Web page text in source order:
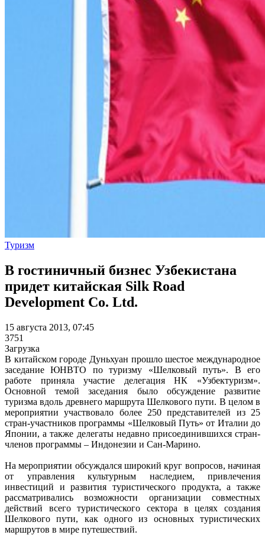
Туризм
В гостиничный бизнес Узбекистана
придет китайская Silk Road
Development Co. Ltd.
15 августа 2013, 07:45
3751
Загрузка
В китайском городе Дуньхуан прошло шестое международное
заседание ЮНВТО по туризму «Шелковый путь». В его
работе приняла участие делегация НК «Узбектуризм».
Основной темой заседания было обсуждение развитие
туризма вдоль древнего маршрута Шелкового пути. В целом в
мероприятии участвовало более 250 представителей из 25
стран-участников программы «Шелковый Путь» от Италии до
Японии, а также делегаты недавно присоединившихся стран-
членов программы – Индонезии и Сан-Марино.
На мероприятии обсуждался широкий круг вопросов, начиная
от управления культурным наследием, привлечения
инвестиций и развития туристического продукта, а также
рассматривались возможности организации совместных
действий всего туристического сектора в целях создания
Шелкового пути, как одного из основных туристических
маршрутов в мире путешествий.